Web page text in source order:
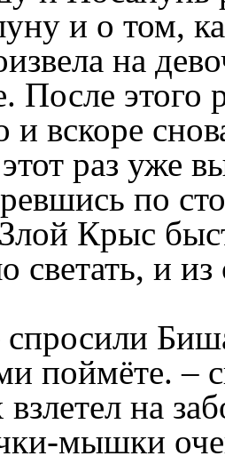
и о том,
на
После этого
и вскоре
раз уже
по
Крыс
светать, и
спросили
поймёте.
на
мышки